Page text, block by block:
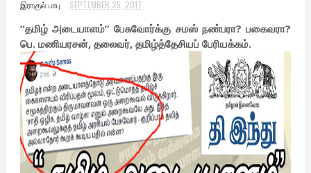
இராகுல் பாபு SEPTEMBER 25, 2017
“தமிழ் அடையாளம்” பேசுவோர்க்கு சமஸ் நண்பரா? பகைவரா?
பெ. மணியரசன், தலைவர், தமிழ்த்தேசியப் பேரியக்கம்.